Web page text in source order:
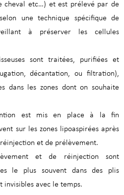
cheval etc…) et est prélevé par de
une technique spécifique de
à préserver les cellules
sont traitées, purifiées et
décantation, ou filtration),
dans les zones dont on souhaite
est mis en place à la fin
sur les zones lipoaspirées après
et de prélèvement.
et de réinjection sont
le plus souvent dans des plis
invisibles avec le temps.